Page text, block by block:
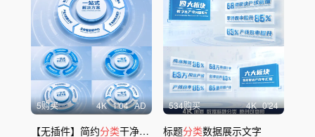
5购买 4K 1'04 AD
【无插件】简约分类干净文字 分类
534购买 4K 0'24
标题分类数据展示文字